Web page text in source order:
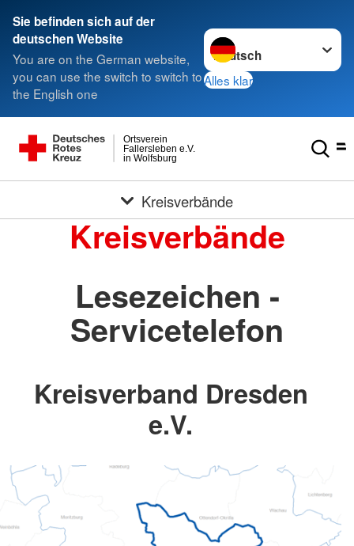
Sie befinden sich auf der
deutschen Website
You are on the German website,
you can use the switch to switch to
the English one
Sprache wechseln zu
Alles klar
in Wolfsburg
Fallersleben e.V.
Ortsverein
Kreisverbände
Kreisverbände
Lesezeichen -
Servicetelefon
Kreisverband Dresden
e.V.